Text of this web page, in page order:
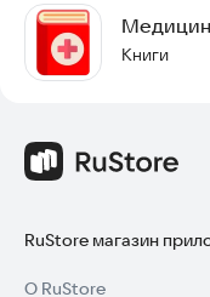
Книги
RuStore магазин
О RuStore